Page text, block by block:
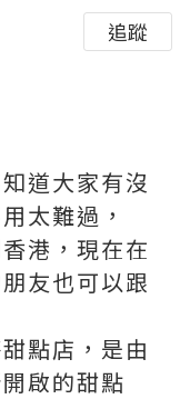
追蹤
道大家有沒
太難過，
港，現在在
友也可以跟
點店，是由
啟的甜點